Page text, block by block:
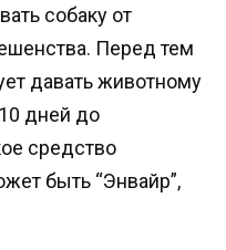
собаку от
Перед тем
давать животному
дней до
средство
быть “Энвайр”,